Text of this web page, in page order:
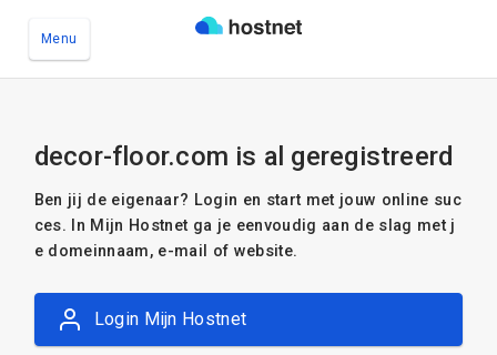
Menu
decor-floor.com is al geregistreerd
Ben jij de eigenaar? Login en start met jouw online suc
ces. In Mijn Hostnet ga je eenvoudig aan de slag met j
e domeinnaam, e-mail of website.
Login Mijn Hostnet